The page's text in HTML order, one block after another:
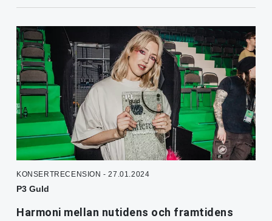
KONSERTRECENSION - 27.01.2024
P3 Guld
Harmoni mellan nutidens och framtidens